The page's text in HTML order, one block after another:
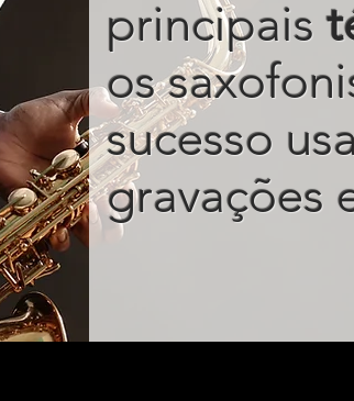
principais
os
sucesso
gravações